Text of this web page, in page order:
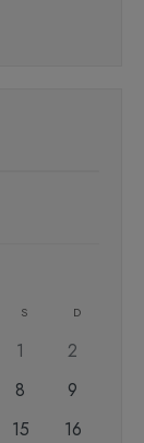
S D
01
0
2
0
8
0
9
0
15
0
16